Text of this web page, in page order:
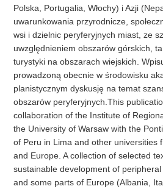
Polska, Portugalia, Włochy) i Azji
uwarunkowania przyrodnicze,
wsi i dzielnic peryferyjnych miast, ze
uwzględnieniem obszarów górskich,
turystyki na obszarach wiejskich.
prowadzoną obecnie w środowisku
planistycznym dyskusję na temat
obszarów peryferyjnych.This
collaboration of the Institute of
the University of Warsaw with the
of Peru in Lima and other universities
and Europe. A collection of selected
sustainable development of
and some parts of Europe (Albania,